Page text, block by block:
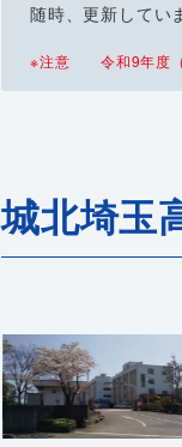
随時、更新してい
※注意 令和9年度（
城北埼玉